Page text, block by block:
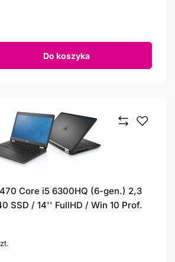
Do koszyka
Core i5 6300HQ (6-gen.) 2,3
SSD / 14'' FullHD / Win 10 Prof.